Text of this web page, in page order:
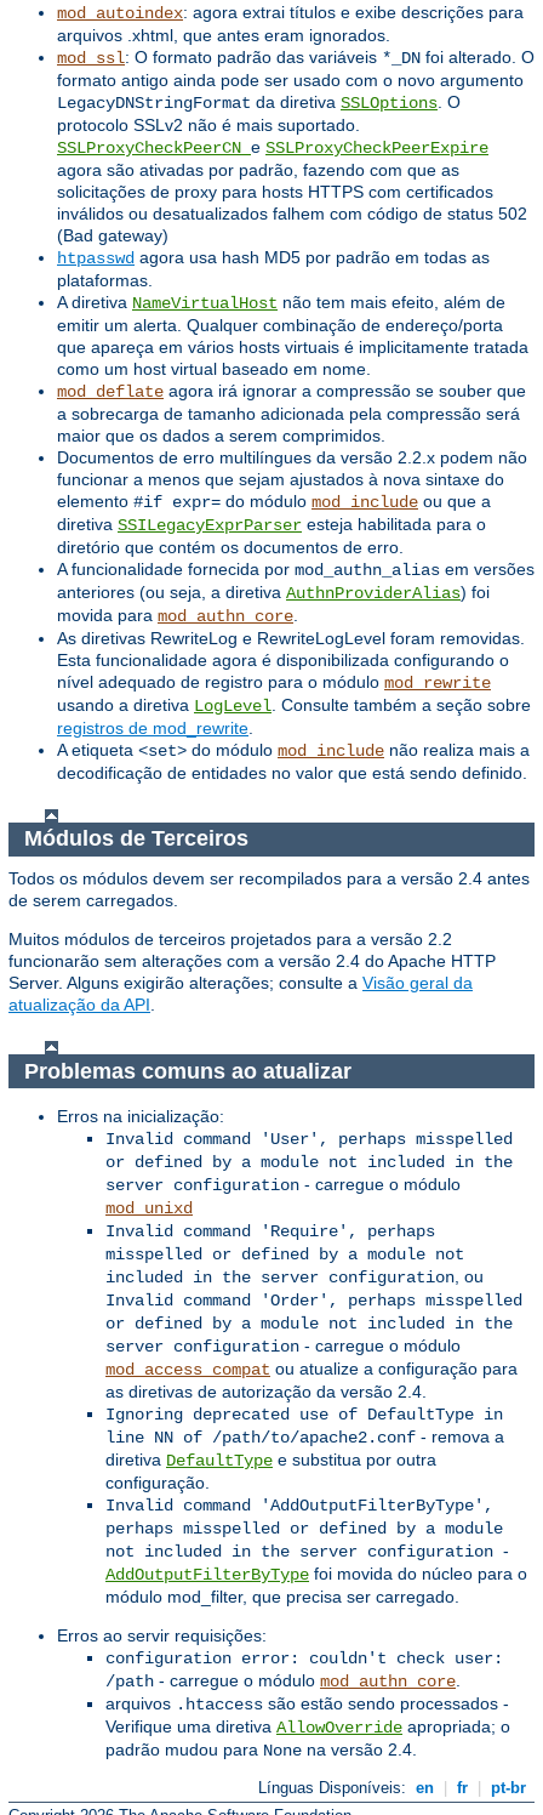
mod_autoindex: agora extrai títulos e exibe descrições para
arquivos .xhtml, que antes eram ignorados.
mod_ssl: O formato padrão das variáveis ​​ *_DN foi alterado. O
formato antigo ainda pode ser usado com o novo argumento
LegacyDNStringFormat da diretiva SSLOptions . O
protocolo SSLv2 não é mais suportado.
SSLProxyCheckPeerCN e SSLProxyCheckPeerExpire
agora são ativadas por padrão, fazendo com que as
solicitações de proxy para hosts HTTPS com certificados
inválidos ou desatualizados falhem com código de status 502
(Bad gateway)
htpasswd agora usa hash MD5 por padrão em todas as
plataformas.
A diretiva NameVirtualHost não tem mais efeito, além de
emitir um alerta. Qualquer combinação de endereço/porta
que apareça em vários hosts virtuais é implicitamente tratada
como um host virtual baseado em nome.
mod_deflate agora irá ignorar a compressão se souber que
a sobrecarga de tamanho adicionada pela compressão será
maior que os dados a serem comprimidos.
Documentos de erro multilíngues da versão 2.2.x podem não
funcionar a menos que sejam ajustados à nova sintaxe do
elemento #if expr= do módulo mod_include ou que a
diretiva SSILegacyExprParser esteja habilitada para o
diretório que contém os documentos de erro.
A funcionalidade fornecida por mod_authn_alias em versões
anteriores (ou seja, a diretiva AuthnProviderAlias) foi
movida para mod_authn_core
As diretivas RewriteLog e RewriteLogLevel foram removidas.
Esta funcionalidade agora é disponibilizada configurando o
nível adequado de registro para o módulo mod_rewrite
usando a diretiva LogLevel . Consulte também a seção sobre
registros de mod_rewrite
A etiqueta <set> do módulo mod_include não realiza mais a
decodificação de entidades no valor que está sendo definido.
Módulos de Terceiros
Todos os módulos devem ser recompilados para a versão 2.4 antes
de serem carregados.
Muitos módulos de terceiros projetados para a versão 2.2
funcionarão sem alterações com a versão 2.4 do Apache HTTP
Server. Alguns exigirão alterações; consulte a Visão geral da
atualização da API
Problemas comuns ao atualizar
Erros na inicialização:
Invalid command 'User', perhaps misspelled
or defined by a module not included in the
server configuration - carregue o módulo
mod_unixd
Invalid command 'Require', perhaps
misspelled or defined by a module not
included in the server configuration, ou
Invalid command 'Order', perhaps misspelled
or defined by a module not included in the
server configuration - carregue o módulo
mod_access_compat ou atualize a configuração para
as diretivas de autorização da versão 2.4.
Ignoring deprecated use of DefaultType in
line NN of /path/to/apache2.conf - remova a
diretiva DefaultType e substitua por outra
configuração.
Invalid command 'AddOutputFilterByType',
perhaps misspelled or defined by a module
not included in the server configuration -
AddOutputFilterByType foi movida do núcleo para o
módulo mod_filter, que precisa ser carregado.
Erros ao servir requisições:
configuration error: couldn't check user:
/path - carregue o módulo mod_authn_core.
arquivos .htaccess são estão sendo processados -
Verifique uma diretiva AllowOverride apropriada; o
padrão mudou para None na versão 2.4.
Línguas Disponíveis: en fr
pt-br